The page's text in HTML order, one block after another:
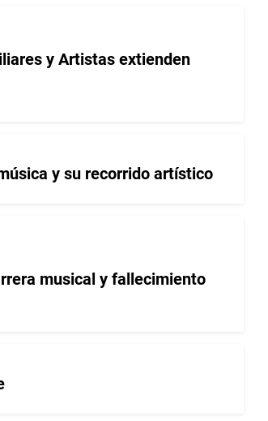
y Artistas extienden
y su recorrido artístico
musical y fallecimiento